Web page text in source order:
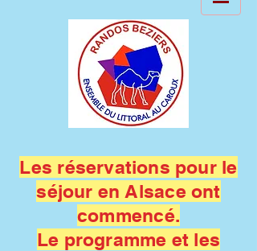
Les réservations pour le
séjour en Alsace ont
commencé.
Le programme et les